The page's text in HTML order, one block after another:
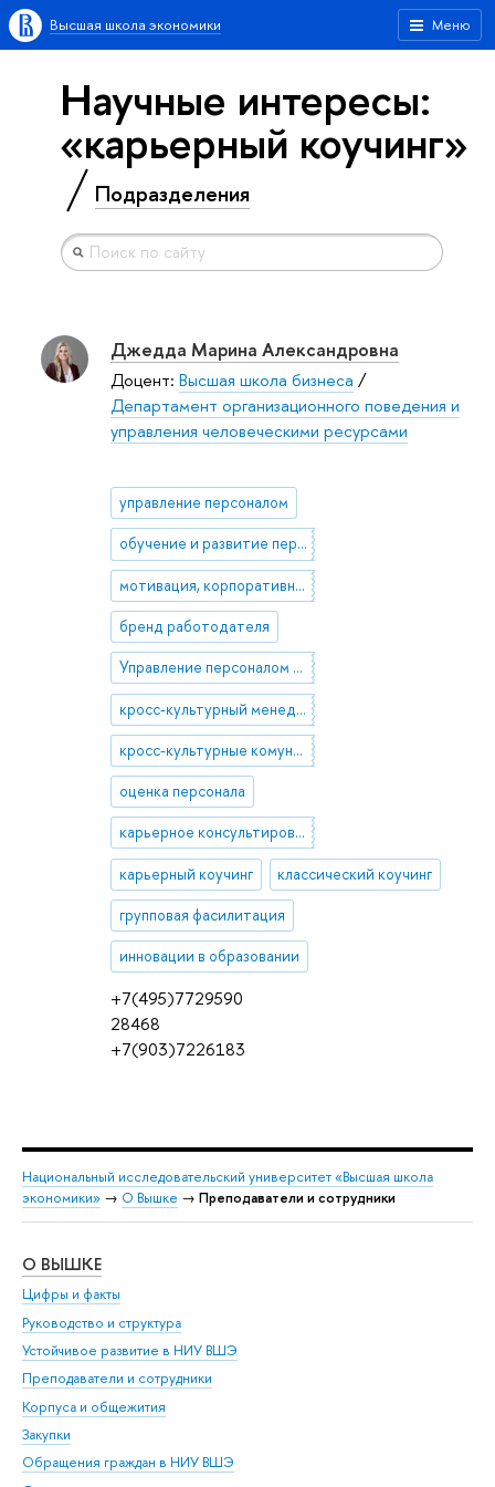
Меню
Высшая школа экономики
Научные интересы:
«карьерный коучинг»
Подразделения
+7(495)7729590
28468
+7(903)7226183
Джедда Марина Александровна
Доцент: Высшая школа бизнеса /
Департамент организационного поведения и
управления человеческими ресурсами
управление персоналом
обучение и развитие персонала
мотивация, корпоративная культура, ценностный подход
бренд работодателя
Управление персоналом в глобальных корпорациях
кросс-культурный менеджмент
кросс-культурные комуникации
оценка персонала
карьерное консультирование
карьерный коучинг классический коучинг
групповая фасилитация
инновации в образовании
Национальный исследовательский университет «Высшая школа
экономики» → О Вышке → Преподаватели и сотрудники
О ВЫШКЕ
Цифры и факты
Руководство и структура
Устойчивое развитие в НИУ ВШЭ
Преподаватели и сотрудники
Корпуса и общежития
Закупки
Обращения граждан в НИУ ВШЭ